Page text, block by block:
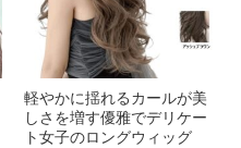
軽やかに揺れるカールが美
しさを増す優雅でデリケー
ト女子のロングウィッグ